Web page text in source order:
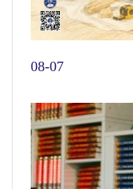
08-07